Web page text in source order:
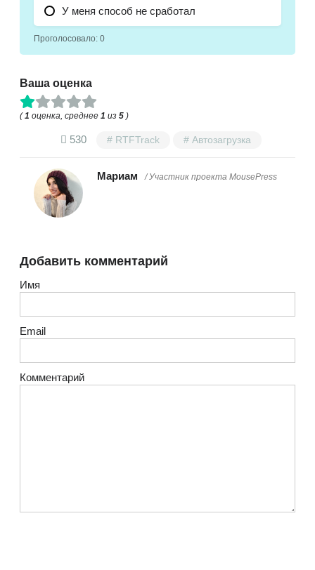
У меня способ не сработал
Проголосовало: 0
Ваша оценка
(1 оценка, среднее 1 из 5 )
530 RTFTrack Автозагрузка
Мариам / Участник проекта MousePress
Добавить комментарий
Имя
Email
Комментарий